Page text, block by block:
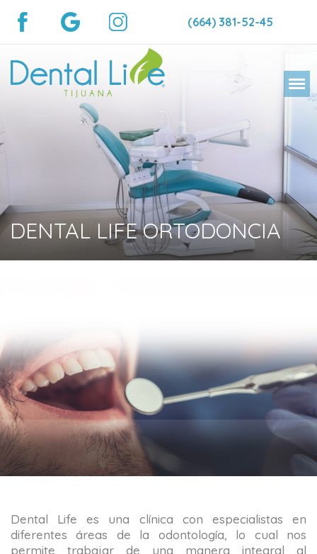
(664) 381-52-45
DENTAL LIFE ORTODONCIA
Dental Life es una clínica con especialistas en
diferentes áreas de la odontología, lo cual nos
permite trabajar de una manera integral al